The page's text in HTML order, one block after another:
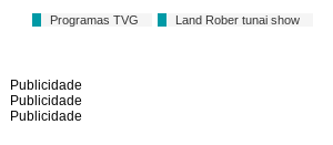
Programas TVG Land Rober tunai show
Publicidade
Publicidade
Publicidade